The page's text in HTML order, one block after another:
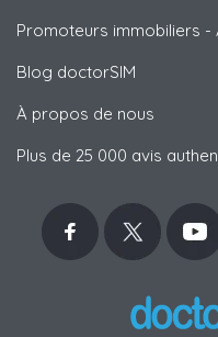
Promoteurs immobiliers -
Blog doctorSIM
À propos de nous
Plus de 25 000 avis